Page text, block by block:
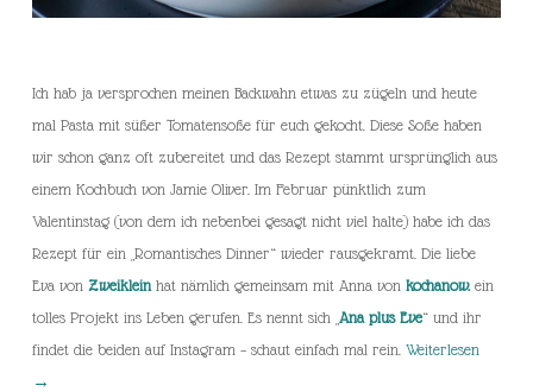
Ich hab ja versprochen meinen Backwahn etwas zu zügeln und heute
mal Pasta mit süßer Tomatensoße für euch gekocht. Diese Soße haben
wir schon ganz oft zubereitet und das Rezept stammt ursprünglich aus
einem Kochbuch von Jamie Oliver. Im Februar pünktlich zum
Valentinstag (von dem ich nebenbei gesagt nicht viel halte) habe ich das
Rezept für ein „Romantisches Dinner“ wieder rausgekramt. Die liebe
Eva von Zweiklein hat nämlich gemeinsam mit Anna von kochanow. ein
tolles Projekt ins Leben gerufen. Es nennt sich „ Ana plus Eve“ und ihr
findet die beiden auf Instagram – schaut einfach mal rein. Weiterlesen
→